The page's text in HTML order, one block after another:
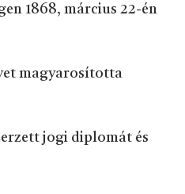
1868, március 22-én
magyarosította
jogi diplomát és